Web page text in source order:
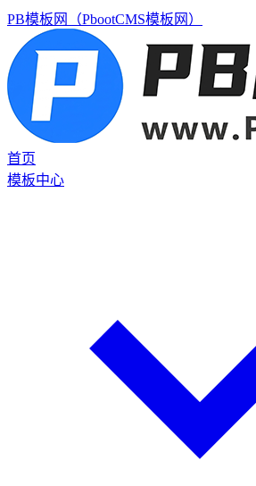
PB模板网（PbootCMS模板网）
首页
模板中心